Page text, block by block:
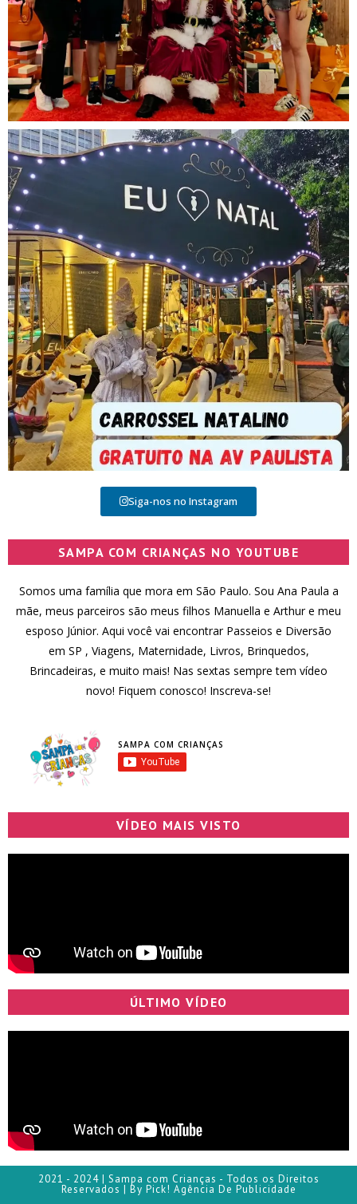
Siga-nos no Instagram
SAMPA COM CRIANÇAS NO YOUTUBE
Somos uma família que mora em São Paulo. Sou Ana Paula a
mãe, meus parceiros são meus filhos Manuella e Arthur e meu
esposo Júnior. Aqui você vai encontrar Passeios e Diversão
em SP , Viagens, Maternidade, Livros, Brinquedos,
Brincadeiras, e muito mais! Nas sextas sempre tem vídeo
novo! Fiquem conosco! Inscreva-se!
SAMPA COM CRIANÇAS
VÍDEO MAIS VISTO
ÚLTIMO VÍDEO
2021 - 2024 | Sampa com Crianças - Todos os Direitos
Reservados | By Pick! Agência De Publicidade